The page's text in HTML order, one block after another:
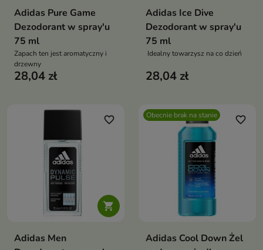
Adidas Pure Game
Dezodorant w spray'u
75 ml
Zapach ten jest aromatyczny i
drzewny
28,04 zł
Adidas Ice Dive
Dezodorant w spray'u
75 ml
Idealny towarzysz na co dzień
28,04 zł

favorite_border
Adidas Men
Obecnie brak na stanie favorite_border
Adidas Cool Down Żel